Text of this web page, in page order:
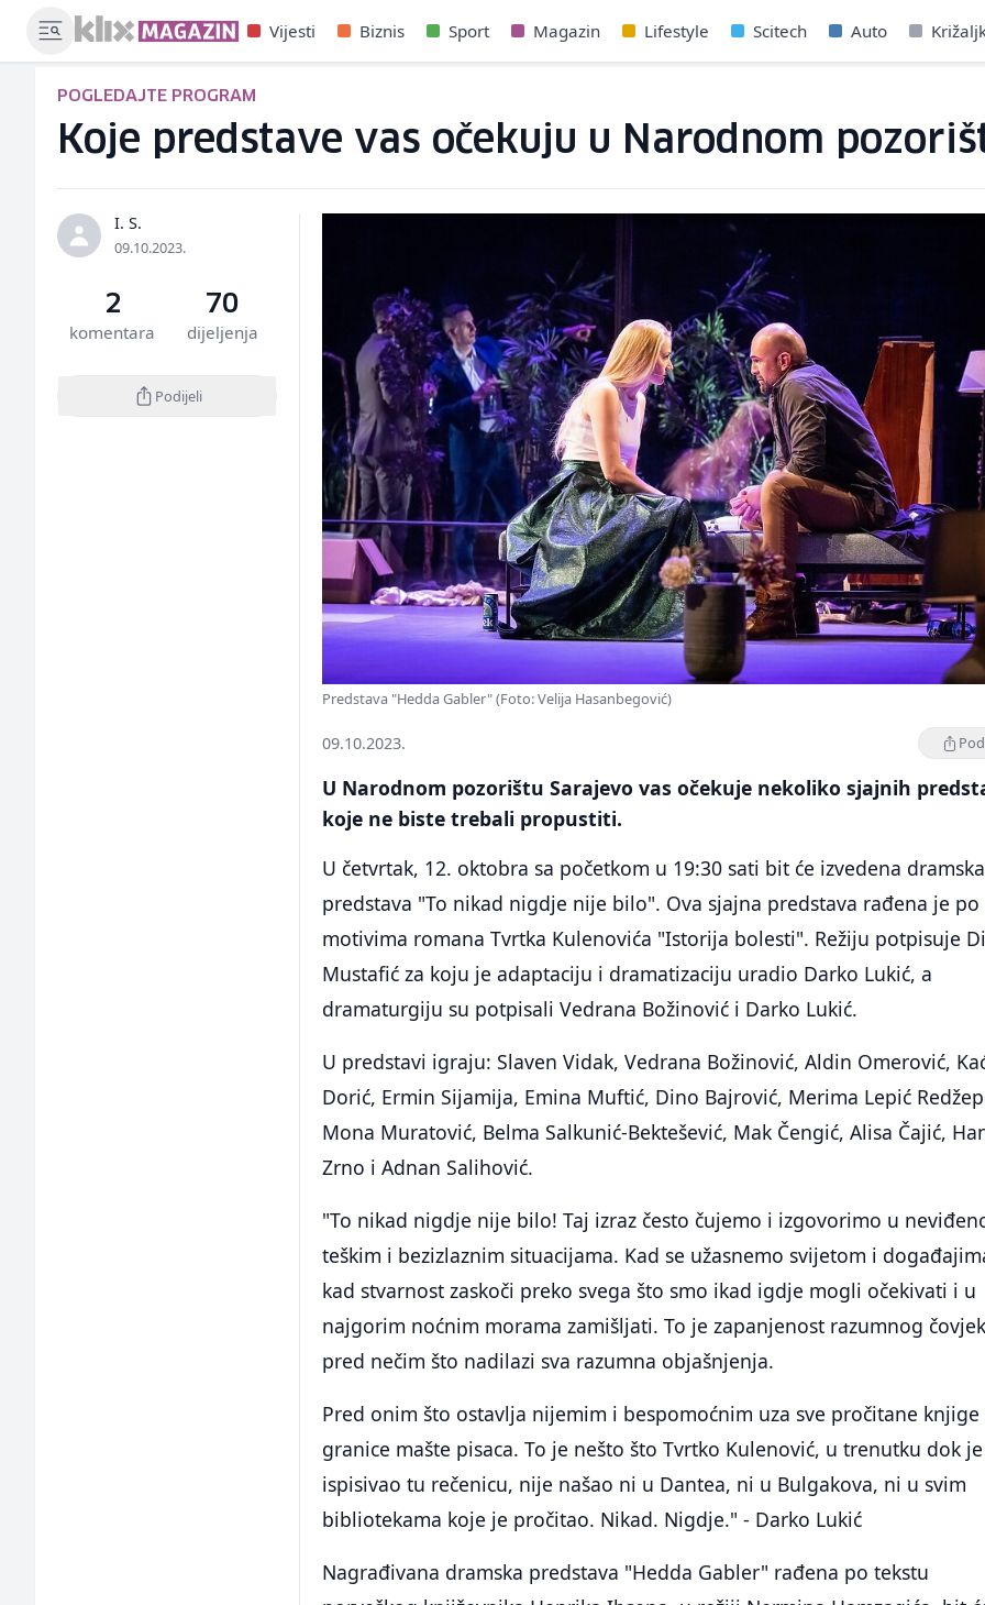
Vijesti Biznis Sport Magazin Lifestyle Scitech Auto
POGLEDAJTE PROGRAM
Koje predstave vas očekuju u Narodnom
I. S.
09.10.2023.
2
komentara
70
dijeljenja
Podijeli
Predstava "Hedda Gabler" (Foto: Velija Hasanbegović)
09.10.2023.
U Narodnom pozorištu Sarajevo vas očekuje nekoliko sjajnih
koje ne biste trebali propustiti.
U četvrtak, 12. oktobra sa početkom u 19:30 sati bit će izvedena dramska
predstava "To nikad nigdje nije bilo". Ova sjajna predstava rađena je po
motivima romana Tvrtka Kulenovića "Istorija bolesti". Režiju potpisuje
Mustafić za koju je adaptaciju i dramatizaciju uradio Darko Lukić, a
dramaturgiju su potpisali Vedrana Božinović i Darko Lukić.
U predstavi igraju: Slaven Vidak, Vedrana Božinović, Aldin Omerović,
Dorić, Ermin Sijamija, Emina Muftić, Dino Bajrović, Merima Lepić
Mona Muratović, Belma Salkunić-Bektešević, Mak Čengić, Alisa Čajić,
Zrno i Adnan Salihović.
"To nikad nigdje nije bilo! Taj izraz često čujemo i izgovorimo u
teškim i bezizlaznim situacijama. Kad se užasnemo svijetom i
kad stvarnost zaskoči preko svega što smo ikad igdje mogli očekivati i u
najgorim noćnim morama zamišljati. To je zapanjenost razumnog
pred nečim što nadilazi sva razumna objašnjenja.
Pred onim što ostavlja nijemim i bespomoćnim uza sve pročitane knjige
granice mašte pisaca. To je nešto što Tvrtko Kulenović, u trenutku dok je
ispisivao tu rečenicu, nije našao ni u Dantea, ni u Bulgakova, ni u svim
bibliotekama koje je pročitao. Nikad. Nigdje." - Darko Lukić
Nagrađivana dramska predstava "Hedda Gabler" rađena po tekstu